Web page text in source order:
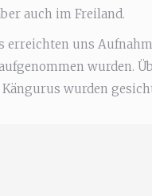
auch im Freiland.
erreichten uns
wurden.
wurden